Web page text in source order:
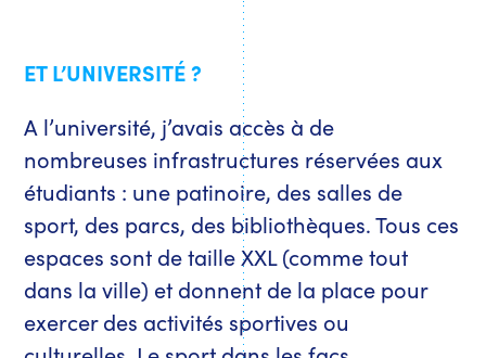
ET L’UNIVERSITÉ ?
A l’université, j’avais accès à de
nombreuses infrastructures réservées aux
étudiants : une patinoire, des salles de
sport, des parcs, des bibliothèques. Tous ces
espaces sont de taille XXL (comme tout
dans la ville) et donnent de la place pour
exercer des activités sportives ou